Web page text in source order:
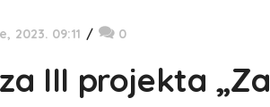
2023. 09:11 0
III projekta